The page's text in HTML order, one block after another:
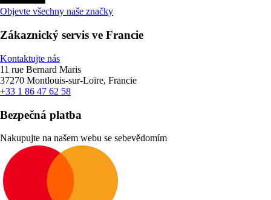
Objevte všechny naše značky
Zákaznický servis ve Francie
Kontaktujte nás
11 rue Bernard Maris
37270 Montlouis-sur-Loire, Francie
+33 1 86 47 62 58
Bezpečná platba
Nakupujte na našem webu se sebevědomím